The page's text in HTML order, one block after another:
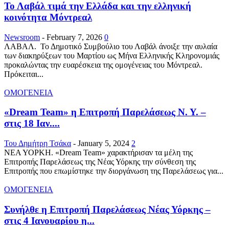
Το Λαβάλ τιμά την Ελλάδα και την ελληνική
κοινότητα Μόντρεαλ
Newsroom - February 7, 2026 0
ΛΑΒΑΛ. Το Δημοτικό Συμβούλιο του Λαβάλ άνοιξε την αυλαία
των διακηρύξεων του Μαρτίου ως Μήνα Ελληνικής Κληρονομιάς
προκαλώντας την ευαρέσκεια της ομογένειας του Μόντρεαλ.
Πρόκειται...
ΟΜΟΓΕΝΕΙΑ
«Dream Team» η Επιτροπή Παρελάσεως Ν. Υ. –
στις 18 Ιαν....
Του Δημήτρη Τσάκα - January 5, 2024 2
ΝΕΑ ΥΟΡΚΗ. «Dream Team» χαρακτήρισαν τα μέλη της
Επιτροπής Παρελάσεως της Νέας Υόρκης την σύνθεση της
Επιτροπής που επωμίστηκε την διοργάνωση της Παρελάσεως για...
ΟΜΟΓΕΝΕΙΑ
Συνήλθε η Επιτροπή Παρελάσεως Νέας Υόρκης –
στις 4 Ιανουαρίου η...